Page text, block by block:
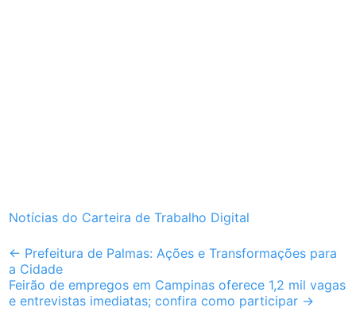
Notícias do Carteira de Trabalho Digital
Post
navigation
← Prefeitura de Palmas: Ações e Transformações para
a Cidade
Feirão de empregos em Campinas oferece 1,2 mil vagas
e entrevistas imediatas; confira como participar →